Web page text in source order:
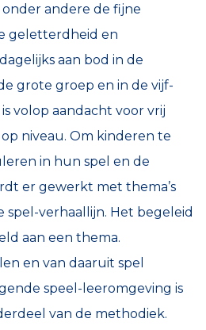
andere de fijne
geletterdheid en
aan bod in de
grote groep en in de vijf-
volop aandacht voor vrij
niveau. Om kinderen te
in hun spel en de
er gewerkt met thema’s
verhaallijn. Het begeleid
aan een thema.
en van daaruit spel
speel-leeromgeving is
van de methodiek.